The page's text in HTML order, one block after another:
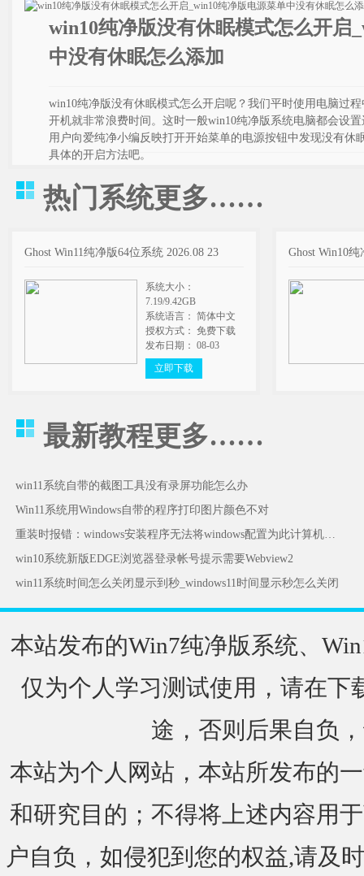
win10纯净版没有休眠模式怎么开启
中没有休眠怎么添加
win10纯净版没有休眠模式怎么开启呢？我们平时使用电脑过
开机就非常浪费时间。这时一般win10纯净版系统电脑都会设
用户向爱纯净小编反映打开开始菜单的电源按钮中发现没有休
具体的开启方法吧。
热门系统更多……
Ghost Win11纯净版64位系统 2026.08 23
系统大小：
7.19/9.42GB
系统语言： 简体中文
授权方式： 免费下载
发布日期： 08-03
立即下载
Ghost Win10
最新教程更多……
win11系统自带的截图工具没有录屏功能怎么办
Win11系统用Windows自带的程序打印图片颜色不对
重装时报错：windows安装程序无法将windows配置为此计算机的硬件运行怎么办
win10系统新版EDGE浏览器登录帐号提示需要Webview2
win11系统时间怎么关闭显示到秒_windows11时间显示秒怎么关闭
本站发布的Win7纯净版系统、
仅为个人学习测试使用，请在下
途，否则后果自负
本站为个人网站，本站所发布的
和研究目的；不得将上述内容用
户自负，如侵犯到您的权益,请及